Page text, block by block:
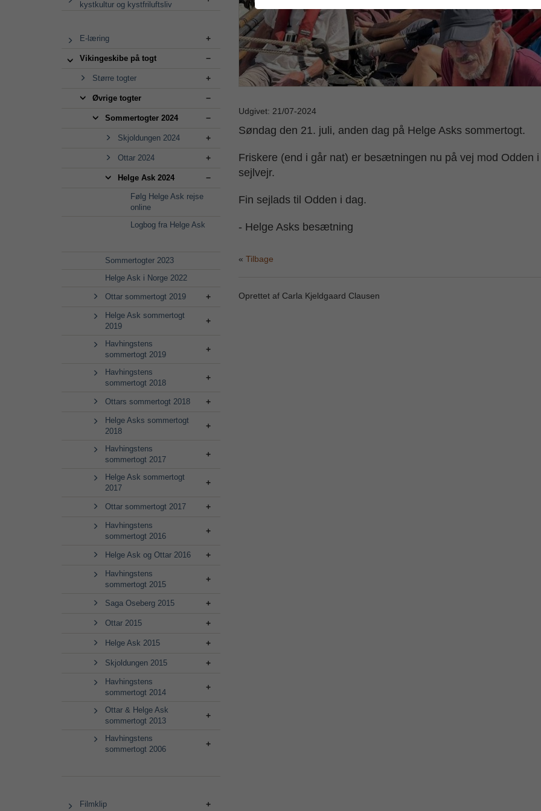
kystkultur og kystfriluftsliv
E-læring
Vikingeskibe på togt
Større togter
Øvrige togter
Sommertogter 2024
Skjoldungen 2024
Ottar 2024
Helge Ask 2024
Følg Helge Ask rejse
online
Logbog fra Helge Ask
Sommertogter 2023
Helge Ask i Norge 2022
Ottar sommertogt 2019
Helge Ask sommertogt
2019
Havhingstens
sommertogt 2019
Havhingstens
sommertogt 2018
Ottars sommertogt 2018
Helge Asks sommertogt
2018
Havhingstens
sommertogt 2017
Helge Ask sommertogt
2017
Ottar sommertogt 2017
Havhingstens
sommertogt 2016
Helge Ask og Ottar 2016
Havhingstens
sommertogt 2015
Saga Oseberg 2015
Ottar 2015
Helge Ask 2015
Skjoldungen 2015
Havhingstens
sommertogt 2014
Ottar & Helge Ask
sommertogt 2013
Havhingstens
sommertogt 2006
Filmklip
Udgivet: 21/07-2024
Søndag den 21. juli, anden dag på Helge Asks sommertogt.
Friskere (end i går nat) er besætningen nu på vej mod Odden
sejlvejr.
Fin sejlads til Odden i dag.
- Helge Asks besætning
Tilbage
Oprettet af Carla Kjeldgaard Clausen